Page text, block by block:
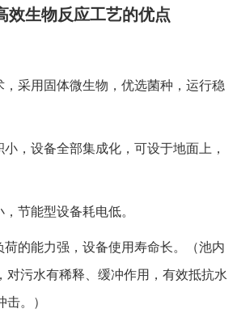
效生物反应工艺的优点
，采用固体微生物，优选菌种，运行稳
小，设备全部集成化，可设于地面上，
节能型设备耗电低。
荷的能力强，设备使用寿命长。（池内
对污水有稀释、缓冲作用，有效抵抗水
。）